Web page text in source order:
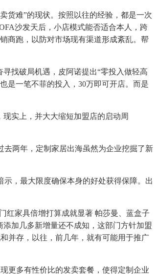
难”的现状。按照以往的经验，都是一次
沙发天后，小店模式能否适合本人，跨
商跑，以防对市场现有渠道形成紊乱。帮
找破局机遇，皮阿诺提出“零投入做轻高
是一笔不菲的投入，30万即可开店。而是
实上，并大大缩短加盟店的启动周
两年，定制家居出海虽然为企业挖掘了新
，最大限度确保本身的好处获得保障。出
红家具倍增打算成就显著 帕莎曼、蓝盒子
加几多新增量还不成知，这部门方针加盟
并存，以往，前几年，就有可能用于推广
更多有性价比的发卖套餐，使得定制企业